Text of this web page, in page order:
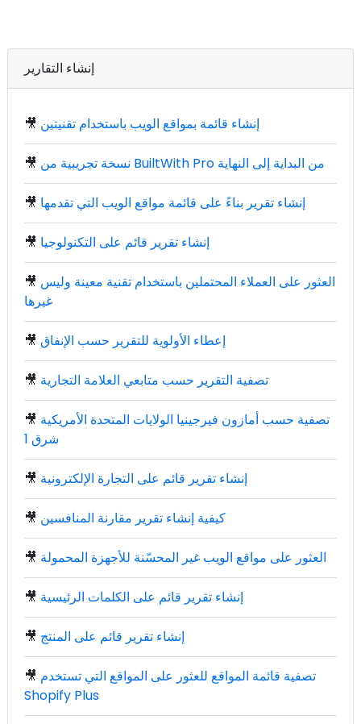
إنشاء التقارير
🎥 إنشاء قائمة بمواقع الويب باستخدام تقنيتين
🎥 نسخة تجريبية من BuiltWith Pro من البداية إلى النهاية
🎥 إنشاء تقرير بناءً على قائمة مواقع الويب التي تقدمها
🎥 إنشاء تقرير قائم على التكنولوجيا
🎥 العثور على العملاء المحتملين باستخدام تقنية معينة وليس
غيرها
🎥 إعطاء الأولوية للتقرير حسب الإنفاق
🎥 تصفية التقرير حسب متابعي العلامة التجارية
🎥 تصفية حسب أمازون فيرجينيا الولايات المتحدة الأمريكية
شرق 1
🎥 إنشاء تقرير قائم على التجارة الإلكترونية
🎥 كيفية إنشاء تقرير مقارنة المنافسين
🎥 العثور على مواقع الويب غير المحسّنة للأجهزة المحمولة
🎥 إنشاء تقرير قائم على الكلمات الرئيسية
🎥 إنشاء تقرير قائم على المنتج
🎥 تصفية قائمة المواقع للعثور على المواقع التي تستخدم
Shopify Plus